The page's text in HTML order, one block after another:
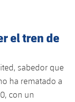
el tren de
sabedor que
ha rematado a
con un